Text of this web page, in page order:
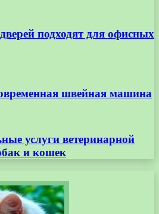
подходят для офисных
швейная машина
услуги ветеринарной
и кошек